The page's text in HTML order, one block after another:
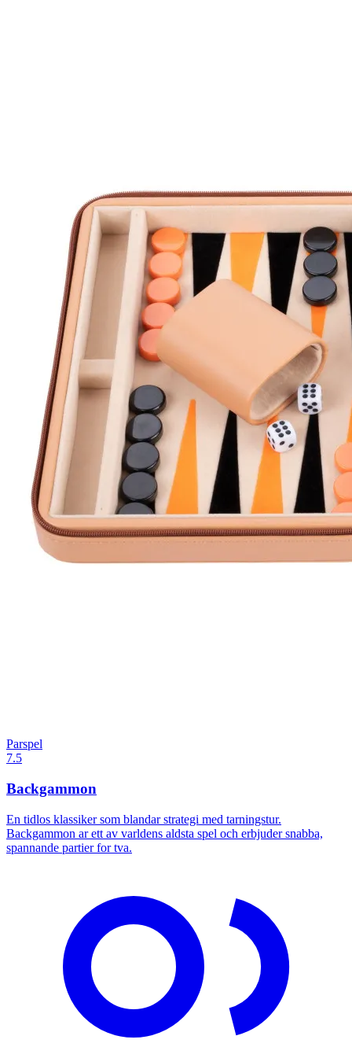
Parspel
7.5
Backgammon
En tidlos klassiker som blandar strategi med tarningstur.
Backgammon ar ett av varldens aldsta spel och erbjuder snabba,
spannande partier for tva.